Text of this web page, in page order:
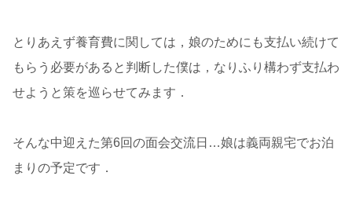
とりあえず養育費に関しては，娘のためにも支払い続けて
もらう必要があると判断した僕は，なりふり構わず支払わ
せようと策を巡らせてみます．
そんな中迎えた第6回の面会交流日…娘は義両親宅でお泊
まりの予定です．